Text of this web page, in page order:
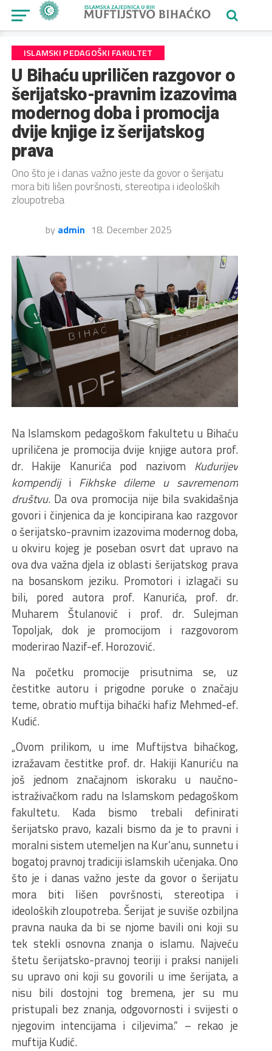
ISLAMSKI PEDAGOŠKI FAKULTET
U Bihaću upriličen razgovor o
šerijatsko-pravnim izazovima
modernog doba i promocija
dvije knjige iz šerijatskog
prava
Ono što je i danas važno jeste da govor o šerijatu
mora biti lišen površnosti, stereotipa i ideoloških
zloupotreba
by admin 18. December 2025
Na Islamskom pedagoškom fakultetu u Bihaću
upriličena je promocija dvije knjige autora prof.
dr. Hakije Kanurića pod nazivom Kudurijev
kompendiji Fikhske dileme u savremenom
društvu. Da ova promocija nije bila svakidašnja
govori i činjenica da je koncipirana kao razgovor
o šerijatsko-pravnim izazovima modernog doba,
u okviru kojeg je poseban osvrt dat upravo na
ova dva važna djela iz oblasti šerijatskog prava
na bosanskom jeziku. Promotori i izlagači su
bili, pored autora prof. Kanurića, prof. dr.
Muharem Štulanović i prof. dr. Sulejman
Topoljak, dok je promocijom i razgovorom
moderirao Nazif-ef. Horozović.
Na početku promocije prisutnima se, uz
čestitke autoru i prigodne poruke o značaju
teme, obratio muftija bihaćki hafiz Mehmed-ef.
Kudić.
„Ovom prilikom, u ime Muftijstva bihaćkog,
izražavam čestitke prof. dr. Hakiji Kanuriću na
još jednom značajnom iskoraku u naučno-
istraživačkom radu na Islamskom pedagoškom
fakultetu. Kada bismo trebali definirati
šerijatsko pravo, kazali bismo da je to pravni i
moralni sistem utemeljen na Kur’anu, sunnetu i
bogatoj pravnoj tradiciji islamskih učenjaka. Ono
što je i danas važno jeste da govor o šerijatu
mora biti lišen površnosti, stereotipa i
ideoloških zloupotreba. Šerijat je suviše ozbiljna
pravna nauka da bi se njome bavili oni koji su
tek stekli osnovna znanja o islamu. Najveću
štetu šerijatsko-pravnoj teoriji i praksi nanijeli
su upravo oni koji su govorili u ime šerijata, a
nisu bili dostojni tog bremena, jer su mu
pristupali bez znanja, odgovornosti i svijesti o
njegovim intencijama i ciljevima.“ – rekao je
muftija Kudić.